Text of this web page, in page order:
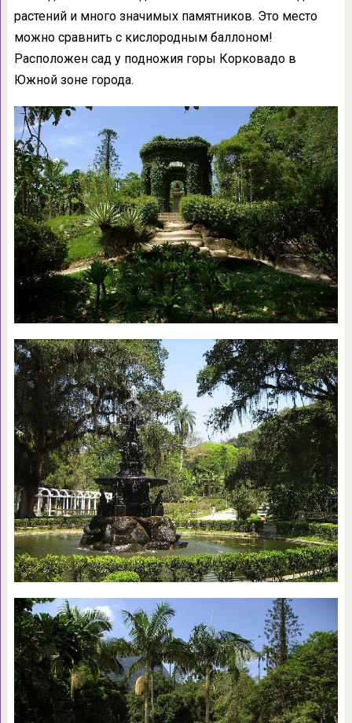
растений и много значимых памятников. Это место
можно сравнить с кислородным баллоном!
Расположен сад у подножия горы Корковадо в
Южной зоне города.